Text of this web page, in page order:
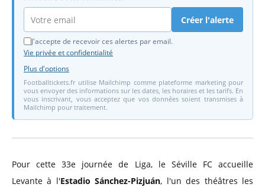
Créer l'alerte
J'accepte de recevoir ces alertes par email.
Vie privée et confidentialité
Plus d'options
Footballtickets.fr utilise Mailchimp comme plateforme marketing pour
vous envoyer des informations sur les dates, les horaires et les tarifs. En
vous inscrivant, vous acceptez que vos données soient transmises à
Mailchimp pour traitement.
Pour cette 33e journée de Liga, le Séville FC accueille
Levante à l'Estadio Sánchez-Pizjuán, l'un des théâtres les